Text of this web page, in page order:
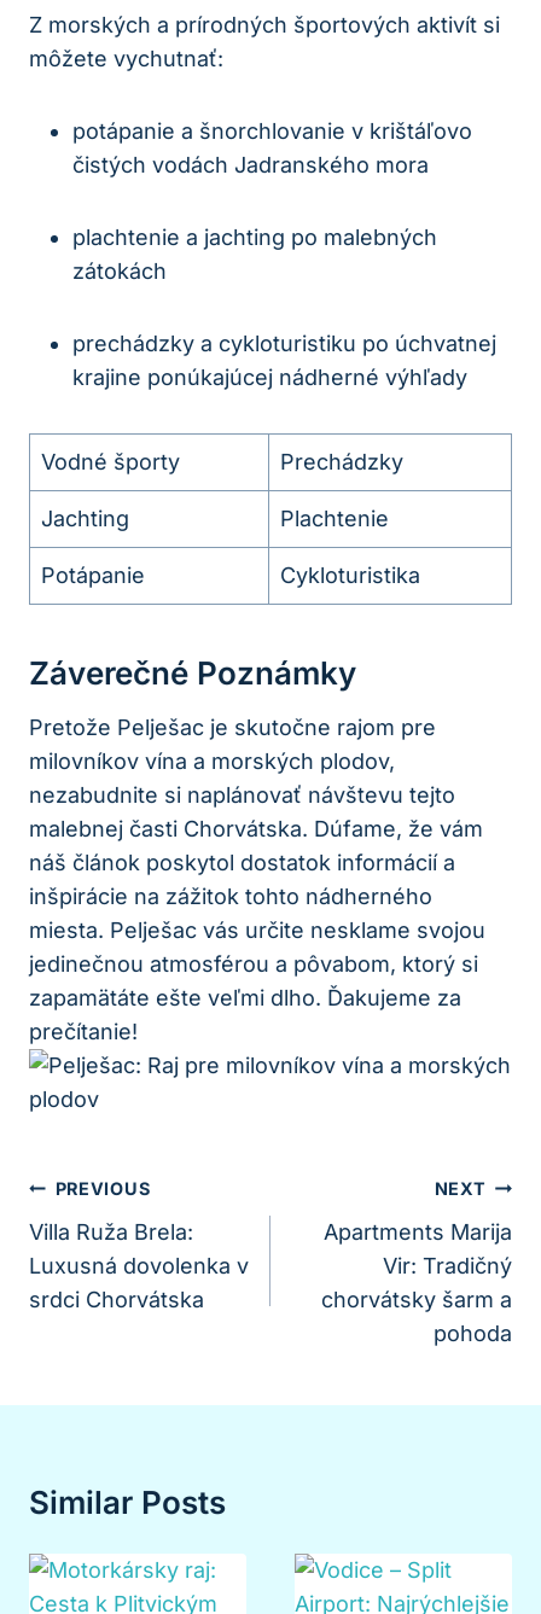
Z morských a prírodných športových⁤ aktivít si
môžete vychutnať:
potápanie a šnorchlovanie v krištáľovo⁣
čistých vodách Jadranského mora
plachtenie a ‌jachting po malebných
zátokách
prechádzky ⁤a cykloturistiku po ⁣úchvatnej
⁢krajine ponúkajúcej nádherné výhľady
Vodné športy Prechádzky
Jachting Plachtenie
Potápanie Cykloturistika
Záverečné ​poznámky
Pretože Pelješac je skutočne rajom pre
milovníkov vína a morských ⁣plodov,
‍nezabudnite si naplánovať návštevu tejto
⁣malebnej časti Chorvátska. Dúfame, že vám
náš⁣ článok poskytol dostatok‌ informácií a
inšpirácie na zážitok tohto nádherného⁣
miesta. Pelješac vás ⁣určite nesklame svojou
jedinečnou atmosférou a ⁢pôvabom, ‌ktorý si​
zapamätáte ešte veľmi ⁤dlho. Ďakujeme za
prečítanie!
Navigácia
V
Článku
PREVIOUS
Villa Ruža Brela:
Luxusná dovolenka v
srdci Chorvátska
NEXT
Apartments Marija
Vir: Tradičný
chorvátsky šarm a
pohoda
Similar Posts